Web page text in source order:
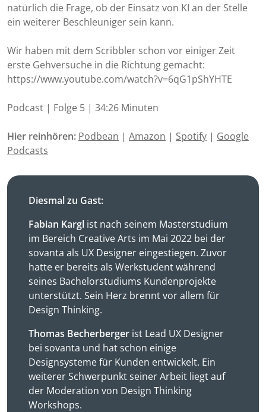
natürlich die Frage, ob der Einsatz von KI an der Stelle
ein weiterer Beschleuniger sein kann.
Wir haben mit dem Scribbler schon vor einiger Zeit
erste Gehversuche in die Richtung gemacht:
https://www.youtube.com/watch?v=6qG1pShYHTE
Podcast | Folge 5 | 34:26 Minuten
Hier reinhören: Podbean | Amazon | Spotify | Google
Podcasts
Diesmal zu Gast:
Fabian Kargl ist nach seinem Masterstudium
im Bereich Creative Arts im Mai 2022 bei der
sovanta als UX Designer eingestiegen. Zuvor
hatte er bereits als Werkstudent während
seines Bachelorstudiums Kundenprojekte
unterstützt. Sein Herz brennt vor allem für
Design Thinking.
Thomas Becherberger ist Lead UX Designer
bei sovanta und hat schon einige
Designsysteme für Kunden entwickelt. Ein
weiterer Schwerpunkt seiner Arbeit liegt auf
der Moderation von Design Thinking
Workshops.